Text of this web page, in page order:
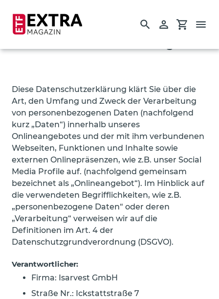
Direkt
SuchenEinloggen
Einzelausgaben
Guides
Diese Datenschutzerklärung klärt Sie über die
Art, den Umfang und Zweck der Verarbeitung
von personenbezogenen Daten (nachfolgend
kurz „Daten“) innerhalb unseres
Onlineangebotes und der mit ihm verbundenen
Webseiten, Funktionen und Inhalte sowie
externen Onlinepräsenzen, wie z.B. unser Social
Media Profile auf. (nachfolgend gemeinsam
bezeichnet als „Onlineangebot“). Im Hinblick auf
die verwendeten Begrifflichkeiten, wie z.B.
„personenbezogene Daten“ oder deren
„Verarbeitung“ verweisen wir auf die
Definitionen im Art. 4 der
Datenschutzgrundverordnung (DSGVO).
Verantwortlicher:
Firma: Isarvest GmbH
Straße Nr.: Ickstattstraße 7